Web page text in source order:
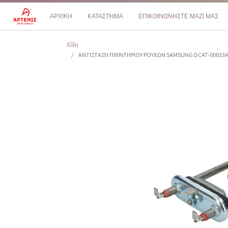
ΑΡΧΙΚΗ ΚΑΤΑΣΤΗΜΑ ΕΠΙΚΟΙΝΩΝΗΣΤΕ ΜΑΖΙ ΜΑΣ
Είδη
ΑΝΤΙΣΤΑΣΗ ΠΛΥΝΤΗΡΙΟΥ ΡΟΥΧΩΝ SAMSUNG DC47-00033A